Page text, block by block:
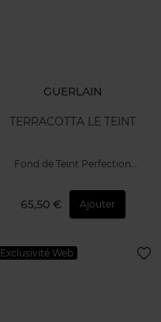
GUERLAIN
TERRACOTTA LE TEINT
Fond de Teint Perfection
65,50 € Ajouter
Exclusivité Web